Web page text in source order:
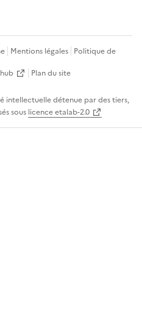
Mentions légales Politique de
Plan du site
intellectuelle détenue par des tiers,
sous licence etalab-2.0